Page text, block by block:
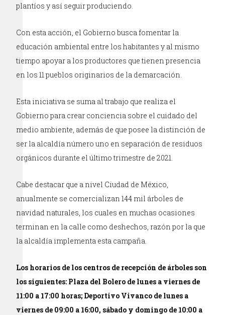
plantíos y así seguir produciendo.
Con esta acción, el Gobierno busca fomentar la
educación ambiental entre los habitantes y al mismo
tiempo apoyar a los productores que tienen presencia
en los 11 pueblos originarios de la demarcación.
Esta iniciativa se suma al trabajo que realiza el
Gobierno para crear conciencia sobre el cuidado del
medio ambiente, además de que posee la distinción de
ser la alcaldía número uno en separación de residuos
orgánicos durante el último trimestre de 2021.
Cabe destacar que a nivel Ciudad de México,
anualmente se comercializan 144 mil árboles de
navidad naturales, los cuales en muchas ocasiones
terminan en la calle como deshechos, razón por la que
la alcaldía implementa esta campaña.
Los horarios de los centros de recepción de árboles son
los siguientes: Plaza del Bolero de lunes a viernes de
11:00 a 17:00 horas; Deportivo Vivanco de lunes a
viernes de 09:00 a 16:00, sábado y domingo de 10:00 a